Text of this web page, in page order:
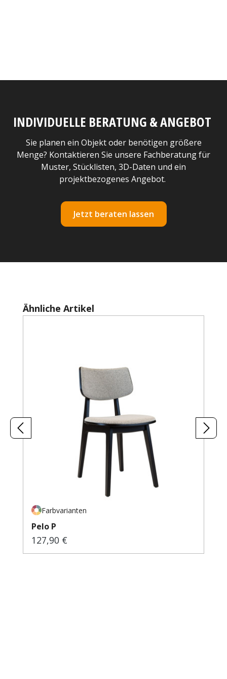
INDIVIDUELLE BERATUNG & ANGEBOT
Sie planen ein Objekt oder benötigen größere
Menge? Kontaktieren Sie unsere Fachberatung für
Muster, Stücklisten, 3D-Daten und ein
projektbezogenes Angebot.
Jetzt beraten lassen
Produktgalerie überspringen
Ähnliche Artikel
Farbvarianten
Pelo P
Regulärer Preis:
127,90 €